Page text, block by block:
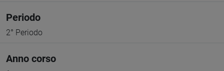
Periodo
2° Periodo
Anno corso